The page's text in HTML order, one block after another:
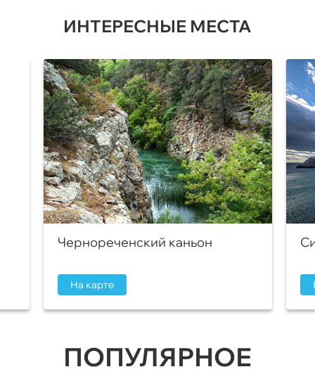
ИНТЕРЕСНЫЕ МЕСТА
Чернореченский каньон
На карте
ПОПУЛЯРНОЕ